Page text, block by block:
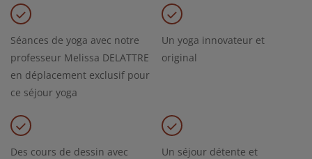
Séances de yoga avec notre
professeur Melissa DELATTRE
en déplacement exclusif pour
ce séjour yoga
Un yoga innovateur et
original
Des cours de dessin avec
Un séjour détente et